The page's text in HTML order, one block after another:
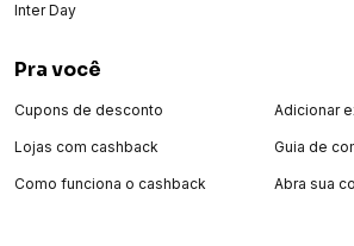
DICAS DE USO:
Todo mundo tem um jeito único de se
Mas se você deseja aproveitar todo o
fragrância, aplique em áreas como o punho,
Inter Day
Pra você
Cupons de desconto
Lojas com cashback
Como funciona o cashback
Adicionar
Guia de
Abra sua